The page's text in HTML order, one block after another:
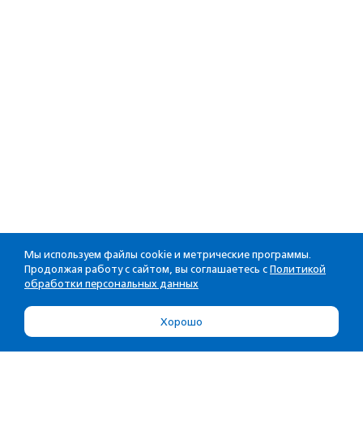
Мы используем файлы cookie и метрические программы.
Продолжая работу с сайтом, вы соглашаетесь с Политикой
обработки персональных данных
Хорошо